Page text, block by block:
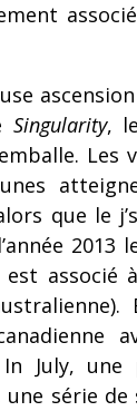
Singularity,
Les
que le
2013
associé
July, une
une série de